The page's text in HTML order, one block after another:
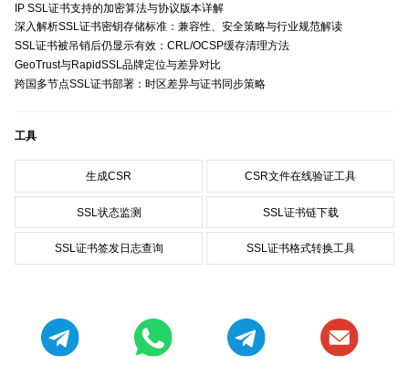
IP SSL证书支持的加密算法与协议版本详解
深入解析SSL证书密钥存储标准：兼容性、安全策略与行业规范解读
SSL证书被吊销后仍显示有效：CRL/OCSP缓存清理方法
GeoTrust与RapidSSL品牌定位与差异对比
跨国多节点SSL证书部署：时区差异与证书同步策略
工具
生成CSR CSR文件在线验证工具
SSL状态监测 SSL证书链下载
SSL证书签发日志查询 SSL证书格式转换工具
锐安信DV SSL证书